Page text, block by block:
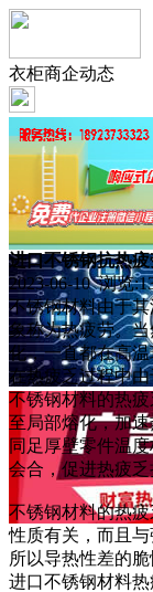
衣柜商企动态
进口不锈钢抗热
2023-06-10 浏览:
不锈钢材料由于
象称为热疲劳。
化，一直都在高温
在热疲乏过程中
不锈钢材料的热
至局部熔化，加
同足厚壁零件温
会合，促进热疲
不锈钢材料的热
性质有关，而且与
所以导热性差的
进口不锈钢材料